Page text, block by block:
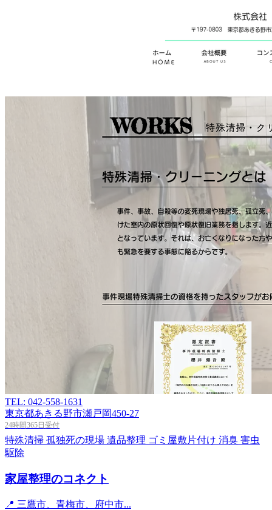
TEL: 042-558-1631
東京都あきる野市瀬戸岡450-27
24時間365日受付
特殊清掃 孤独死の現場 遺品整理 ゴミ屋敷片付け 消臭 害虫
駆除
家屋整理のコネクト
📍 三鷹市、青梅市、府中市...